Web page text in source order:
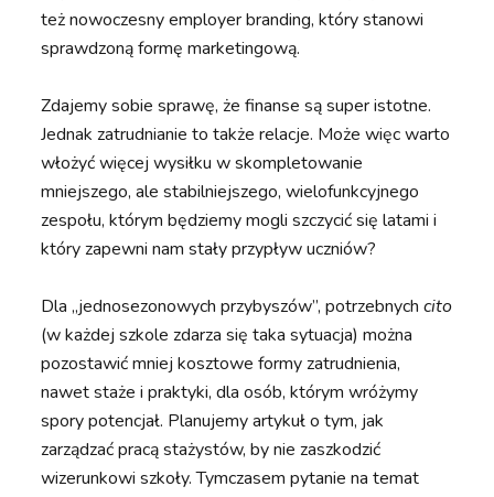
też nowoczesny employer branding, który stanowi
sprawdzoną formę marketingową.
Zdajemy sobie sprawę, że finanse są super istotne.
Jednak zatrudnianie to także relacje. Może więc warto
włożyć więcej wysiłku w skompletowanie
mniejszego, ale stabilniejszego, wielofunkcyjnego
zespołu, którym będziemy mogli szczycić się latami i
który zapewni nam stały przypływ uczniów?
Dla „jednosezonowych przybyszów”, potrzebnychcito
(w każdej szkole zdarza się taka sytuacja) można
pozostawić mniej kosztowe formy zatrudnienia,
nawet staże i praktyki, dla osób, którym wróżymy
spory potencjał. Planujemy artykuł o tym, jak
zarządzać pracą stażystów, by nie zaszkodzić
wizerunkowi szkoły. Tymczasem pytanie na temat